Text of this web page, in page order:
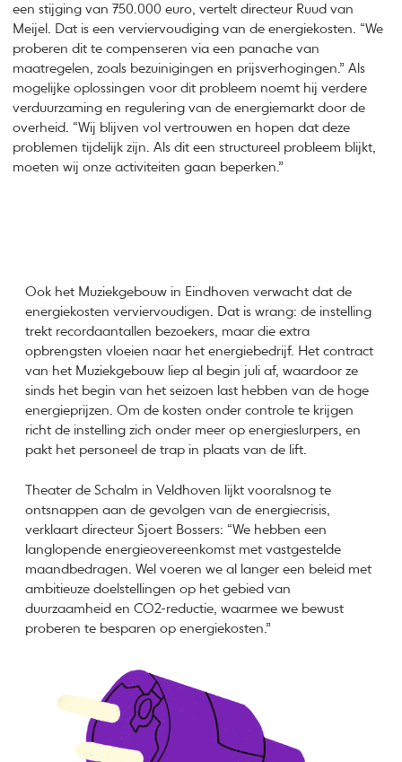
een stijging van 750.000 euro, vertelt directeur Ruud van
Meijel. Dat is een verviervoudiging van de energiekosten. “We
proberen dit te compenseren via een panache van
maatregelen, zoals bezuinigingen en prijsverhogingen.” Als
mogelijke oplossingen voor dit probleem noemt hij verdere
verduurzaming en regulering van de energiemarkt door de
overheid. “Wij blijven vol vertrouwen en hopen dat deze
problemen tijdelijk zijn. Als dit een structureel probleem blijkt,
moeten wij onze activiteiten gaan beperken.”
Ook het Muziekgebouw in Eindhoven verwacht dat de
energiekosten verviervoudigen. Dat is wrang: de instelling
trekt recordaantallen bezoekers, maar die extra
opbrengsten vloeien naar het energiebedrijf. Het contract
van het Muziekgebouw liep al begin juli af, waardoor ze
sinds het begin van het seizoen last hebben van de hoge
energieprijzen. Om de kosten onder controle te krijgen
richt de instelling zich onder meer op energieslurpers, en
pakt het personeel de trap in plaats van de lift.
Theater de Schalm in Veldhoven lijkt vooralsnog te
ontsnappen aan de gevolgen van de energiecrisis,
verklaart directeur Sjoert Bossers: “We hebben een
langlopende energieovereenkomst met vastgestelde
maandbedragen. Wel voeren we al langer een beleid met
ambitieuze doelstellingen op het gebied van
duurzaamheid en CO2-reductie, waarmee we bewust
proberen te besparen op energiekosten.”